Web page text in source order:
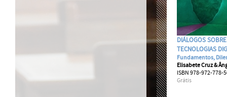
DIÁLOGOS
TECNOLOGIAS
Fundamentos,
Elisabete Cruz &
ISBN 978-972-778-
Grátis